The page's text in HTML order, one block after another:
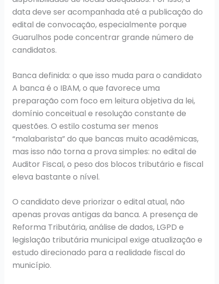
data deve ser acompanhada até a publicação do
edital de convocação, especialmente porque
Guarulhos pode concentrar grande número de
candidatos.
Banca definida: o que isso muda para o candidato
A banca é o IBAM, o que favorece uma
preparação com foco em leitura objetiva da lei,
domínio conceitual e resolução constante de
questões. O estilo costuma ser menos
“malabarista” do que bancas muito acadêmicas,
mas isso não torna a prova simples: no edital de
Auditor Fiscal, o peso dos blocos tributário e fiscal
eleva bastante o nível.
O candidato deve priorizar o edital atual, não
apenas provas antigas da banca. A presença de
Reforma Tributária, análise de dados, LGPD e
legislação tributária municipal exige atualização e
estudo direcionado para a realidade fiscal do
município.